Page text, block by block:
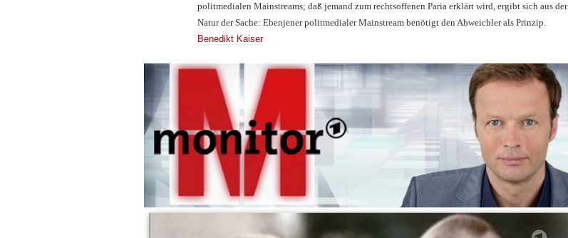
politmedialen Mainstreams; daß jemand zum rechtsoffenen Paria erklärt wird, ergibt sich aus der
Natur der Sache: Ebenjener politmedialer Mainstream benötigt den Abweichler als Prinzip.
Benedikt Kaiser